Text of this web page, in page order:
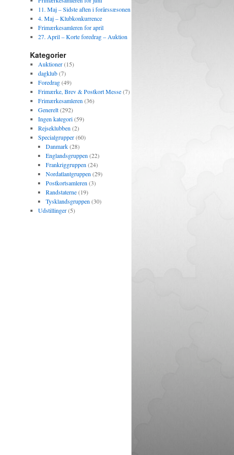
11. Maj – Sidste aften i forårssæsonen
4. Maj – Klubkonkurrence
Frimærkesamleren for april
27. April – Korte foredrag – Auktion
Kategorier
Auktioner(15)
dagklub(7)
Foredrag(49)
Frimærke, Brev & Postkort Messe(7)
Frimærkesamleren (36)
Generelt(292)
Ingen kategori(59)
Rejseklubben (2)
Specialgrupper(60)
Danmark(28)
Englandsgruppen (22)
Frankriggruppen (24)
Nordatlantgruppen (29)
Postkortsamleren (3)
Randstaterne(19)
Tysklandsgruppen (30)
Udstillinger(5)